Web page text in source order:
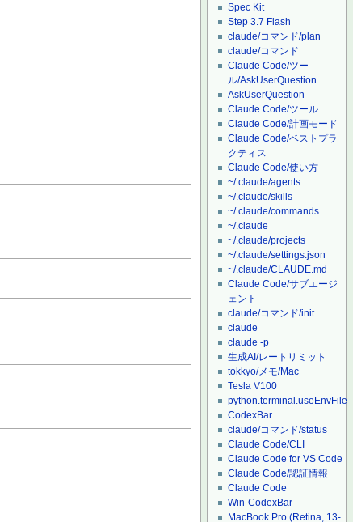
Spec Kit
Step 3.7 Flash
claude/コマンド/plan
claude/コマンド
Claude Code/ツー
ル/AskUserQuestion
AskUserQuestion
Claude Code/ツール
Claude Code/計画モード
Claude Code/ベストプラ
クティス
Claude Code/使い方
~/.claude/agents
~/.claude/skills
~/.claude/commands
~/.claude
~/.claude/projects
~/.claude/settings.json
~/.claude/CLAUDE.md
Claude Code/サブエージ
ェント
claude/コマンド/init
claude
claude -p
生成AI/レートリミット
tokkyo/メモ/Mac
Tesla V100
python.terminal.useEnvFile
CodexBar
claude/コマンド/status
Claude Code/CLI
Claude Code for VS Code
Claude Code/認証情報
Claude Code
Win-CodexBar
MacBook Pro (Retina, 13-